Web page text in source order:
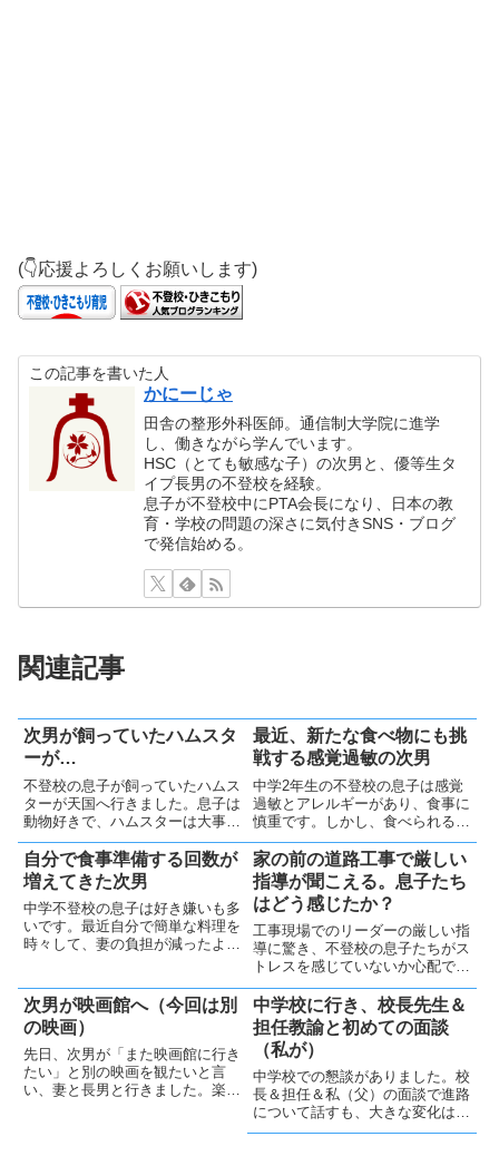
(👇応援よろしくお願いします)
この記事を書いた人
かにーじゃ
田舎の整形外科医師。通信制大学院に進学
し、働きながら学んでいます。
HSC（とても敏感な子）の次男と、優等生タ
イプ長男の不登校を経験。
息子が不登校中にPTA会長になり、日本の教
育・学校の問題の深さに気付きSNS・ブログ
で発信始める。
関連記事
次男が飼っていたハムスタ
ーが…
不登校の息子が飼っていたハムス
ターが天国へ行きました。息子は
動物好きで、ハムスターは大事な
トモダチでした。今後の息子のこ
とが心配です
最近、新たな食べ物にも挑
戦する感覚過敏の次男
中学2年生の不登校の息子は感覚
過敏とアレルギーがあり、食事に
慎重です。しかし、食べられる範
囲は少しずつ広がり、コーン茶・
からあげクン（黄金チキン風）に
トライしました。小さな成長に親
は喜んでいます🤗
自分で食事準備する回数が
増えてきた次男
中学不登校の息子は好き嫌いも多
いです。最近自分で簡単な料理を
時々して、妻の負担が減ったよう
です😊
家の前の道路工事で厳しい
指導が聞こえる。息子たち
はどう感じたか？
工事現場でのリーダーの厳しい指
導に驚き、不登校の息子たちがス
トレスを感じていないか心配で
す。愛情ある指導が大切だと思い
ますが、難しい部分も大きいです
🤔
次男が映画館へ（今回は別
の映画）
先日、次男が「また映画館に行き
たい」と別の映画を観たいと言
い、妻と長男と行きました。楽し
中学校に行き、校長先生＆
担任教諭と初めての面談
（私が）
中学校での懇談がありました。校
長＆担任＆私（父）の面談で進路
について話すも、大きな変化は難
しい様子。校長は熱心すぎて、次